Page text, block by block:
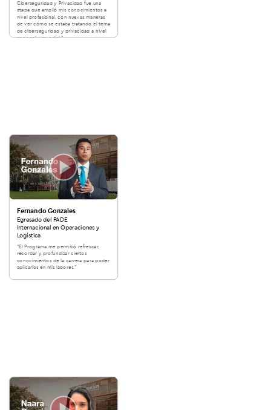
Ciberseguridad y Privacidad fue una
etapa que amplió mis conocimientos a
nivel profesional, con nuevas maneras
de ver cómo se estaba tratando el tema
de ciberseguridad y privacidad a nivel
nacional y mundial.”
Fernando Gonzales
Egresado del PADE
Internacional en Operaciones y
Logística
“El Programa me permitió refrescar,
recordar y profundizar ciertos
conocimientos de la carrera para poder
aplicarlos en mis labores.”